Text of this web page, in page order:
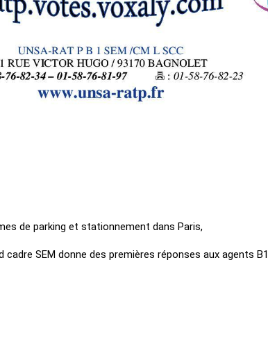
de parking et stationnement dans Paris,
cadre SEM donne des premières réponses aux agents B1.